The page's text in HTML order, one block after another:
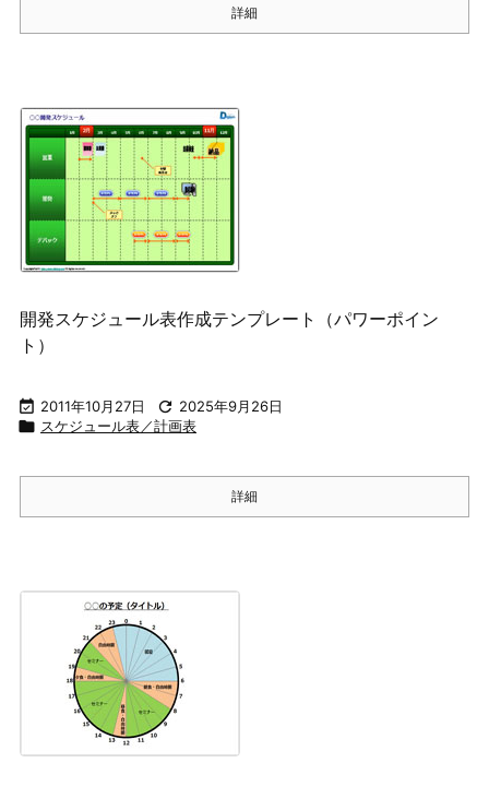
詳細
開発スケジュール表作成テンプレート（パワーポイン
ト）
 2011年10月27日  2025年9月26日
 スケジュール表／計画表
詳細